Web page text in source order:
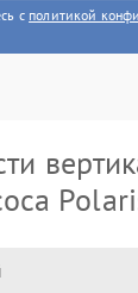
с политикой